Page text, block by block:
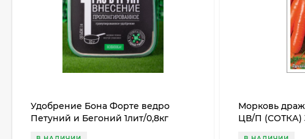
Удобрение Бона Форте ведро
Петуний и Бегоний 1лит/0,8кг
Морковь
ЦВ/П (СОТКА)